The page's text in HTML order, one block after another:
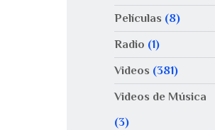
Películas (8)
Radio (1)
Videos (381)
Videos de Música
(3)